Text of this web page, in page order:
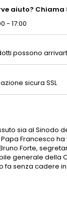
aiuto? Chiama
- 17:00
possono
sicura SSL
sia al Sinodo
Francesco
Forte,
generale della
fa senza cadere